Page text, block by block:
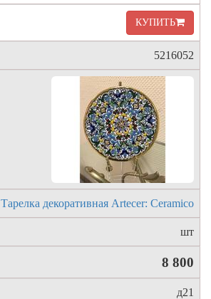
КУПИТЬ
5216052
Тарелка декоративная Artecer: Ceramico
шт
8 800
д21